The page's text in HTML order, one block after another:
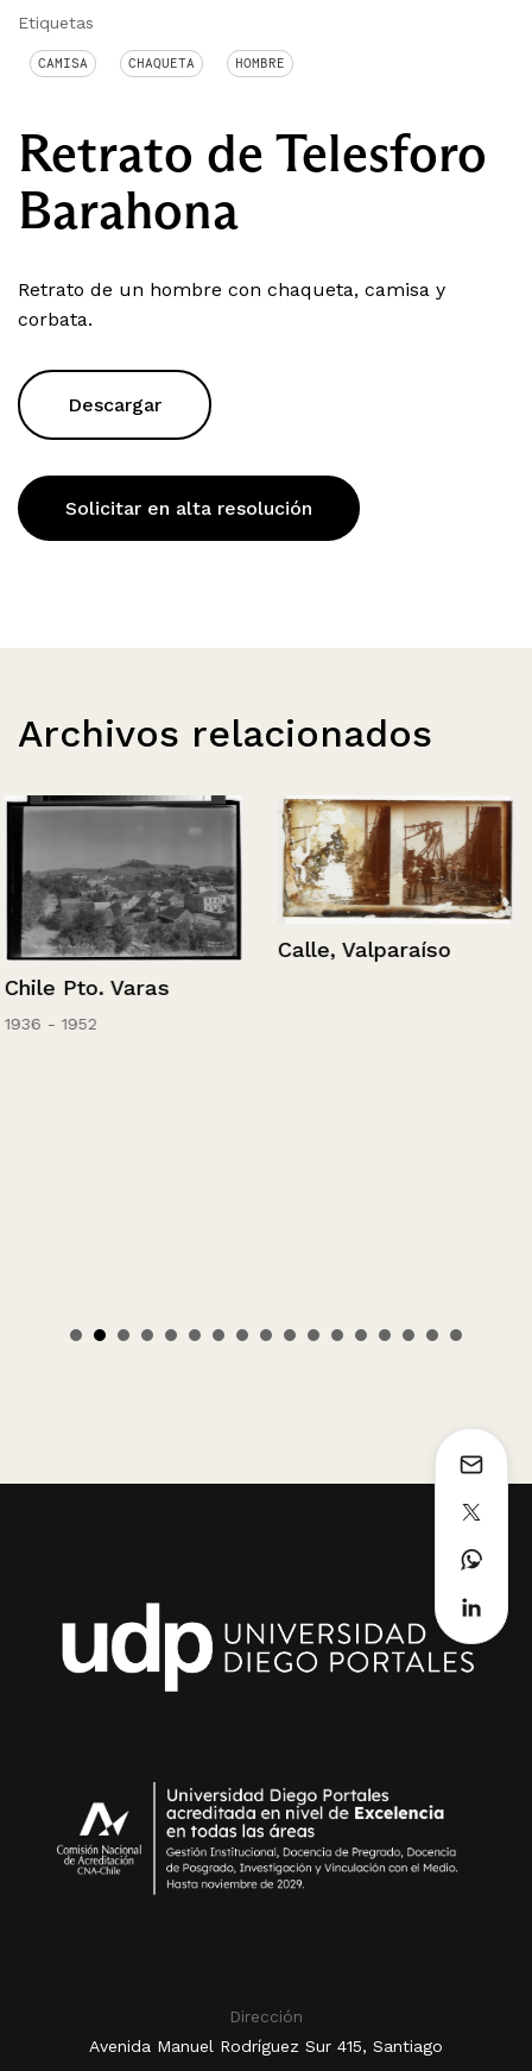
Etiquetas
CAMISA CHAQUETA HOMBRE
Retrato de Telesforo
Barahona
Retrato de un hombre con chaqueta, camisa y
corbata.
Descargar
Solicitar en alta resolución
Archivos relacionados
Chile Pto. Varas
1936 - 1952
Calle, Valparaíso
Dirección
Avenida Manuel Rodríguez Sur 415, Santiago